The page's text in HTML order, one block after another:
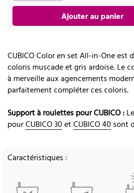
Ajouter au panier
CUBICO Color en set All-in-One est
coloris muscade et gris ardoise. Le
à merveille aux agencements
parfaitement compléter ces coloris.
Support à roulettes pour CUBICO :
pourCUBICO 30etCUBICO 40 sont
Caractéristiques :